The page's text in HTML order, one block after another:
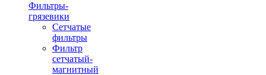
Фильтры-
грязевики
Сетчатые
фильтры
Фильтр
сетчатый-
магнитный